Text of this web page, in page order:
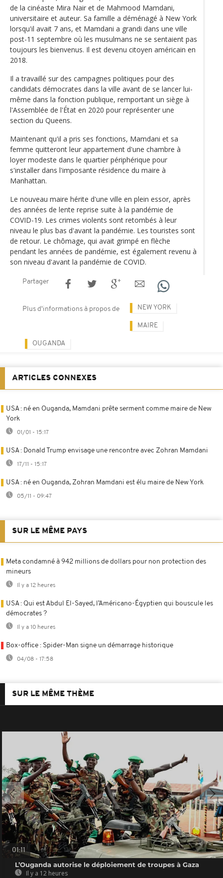
de la cinéaste Mira Nair et de Mahmood Mamdani,
universitaire et auteur. Sa famille a déménagé à New York
lorsqu'il avait 7 ans, et Mamdani a grandi dans une ville
post-11 septembre où les musulmans ne se sentaient pas
toujours les bienvenus. Il est devenu citoyen américain en
2018.
Il a travaillé sur des campagnes politiques pour des
candidats démocrates dans la ville avant de se lancer lui-
même dans la fonction publique, remportant un siège à
l'Assemblée de l'État en 2020 pour représenter une
section du Queens.
Maintenant qu'il a pris ses fonctions, Mamdani et sa
femme quitteront leur appartement d'une chambre à
loyer modeste dans le quartier périphérique pour
s'installer dans l'imposante résidence du maire à
Manhattan.
Le nouveau maire hérite d'une ville en plein essor, après
des années de lente reprise suite à la pandémie de
COVID-19. Les crimes violents sont retombés à leur
niveau le plus bas d'avant la pandémie. Les touristes sont
de retour. Le chômage, qui avait grimpé en flèche
pendant les années de pandémie, est également revenu à
son niveau d'avant la pandémie de COVID.
Partager
Plus d'informations à propos de NEW YORK
MAIRE
OUGANDA
ARTICLES CONNEXES
USA : né en Ouganda, Mamdani prête serment comme maire de New
York
01/01 - 15:17
USA : Donald Trump envisage une rencontre avec Zohran Mamdani
17/11 - 15:17
USA : né en Ouganda, Zohran Mamdani est élu maire de New York
05/11 - 09:47
SUR LE MÊME PAYS
Meta condamné à 942 millions de dollars pour non protection des
mineurs
Il y a 12 heures
USA : Qui est Abdul El-Sayed, l’Américano-Égyptien qui bouscule les
démocrates ?
Il y a 10 heures
Box-office : Spider-Man signe un démarrage historique
04/08 - 17:58
SUR LE MÊME THÈME
01:11
L’Ouganda autorise le déploiement de troupes à Gaza
Il y a 12 heures